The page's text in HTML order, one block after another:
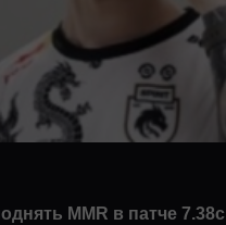
MMR в патче 7.38с